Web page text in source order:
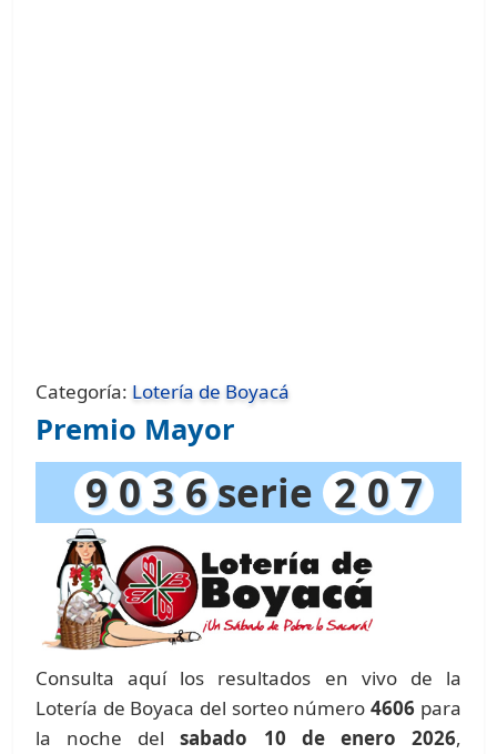
Categoría: Lotería de Boyacá
Premio Mayor
9 0 3 6serie 2 0 7
Consulta aquí los resultados en vivo de la
Lotería de Boyaca del sorteo número4606 para
la noche delsabado 10 de enero 2026,